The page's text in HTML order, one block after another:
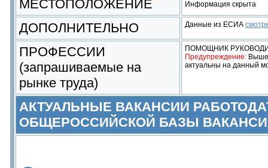
МЕСТОПОЛОЖЕНИЕ Информация скрыта
ДОПОЛНИТЕЛЬНО Данные из ЕСИА
ПРОФЕССИИ
(запрашиваемые на
рынке труда)
ПОМОЩНИК
Предупреждение: Выше
актуальны на данный
АКТУАЛЬНЫЕ ВАКАНСИИ
ОБЩЕРОССИЙСКОЙ БАЗЫ